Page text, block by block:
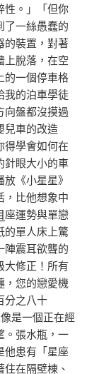
性。」「但你
一絲愚蠢的
的裝置，對著
上脫落，在空
的一個停車格
的泊車學徒
向盤都沒摸過
兒車的改造
得學會如何在
針眼大小的車
《小星星》
，比他想象中
座運勢與單戀
的單人床上驚
陣震耳欲聾的
大修正！所有
，您的戀愛機
分之八十
是一個正在經
。張水瓶，一
他患有「星座
在隔壁棟、